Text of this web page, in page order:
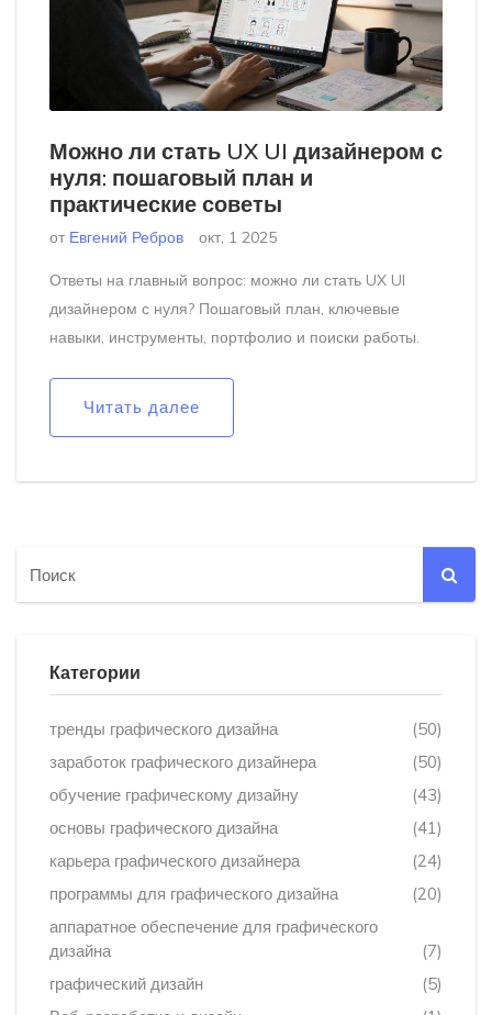
Можно ли стать UX UI дизайнером с
нуля: пошаговый план и
практические советы
от Евгений Ребров окт, 1 2025
Ответы на главный вопрос: можно ли стать UX UI
дизайнером с нуля? Пошаговый план, ключевые
навыки, инструменты, портфолио и поиски работы.
Читать далее
Категории
тренды графического дизайна
(50)
заработок графического дизайнера
(50)
обучение графическому дизайну
(43)
основы графического дизайна
(41)
карьера графического дизайнера
(24)
программы для графического дизайна
(20)
аппаратное обеспечение для графического
дизайна
(7)
графический дизайн
(5)